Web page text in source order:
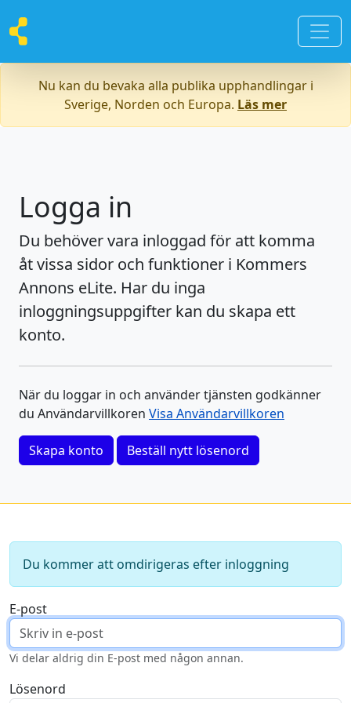
Nu kan du bevaka alla publika upphandlingar i
Sverige, Norden och Europa. Läs mer
Logga in
Du behöver vara inloggad för att komma
åt vissa sidor och funktioner i Kommers
Annons eLite. Har du inga
inloggningsuppgifter kan du skapa ett
konto.
När du loggar in och använder tjänsten godkänner
du Användarvillkoren Visa Användarvillkoren
Skapa konto Beställ nytt lösenord
Du kommer att omdirigeras efter inloggning
E-post
Vi delar aldrig din E-post med någon annan.
Lösenord